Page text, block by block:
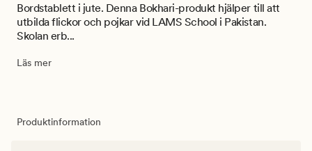
Bordstablett i jute. Denna Bokhari-produkt hjälper till att
utbilda flickor och pojkar vid LAMS School i Pakistan.
Skolan erb...
Läs mer
Produktinformation